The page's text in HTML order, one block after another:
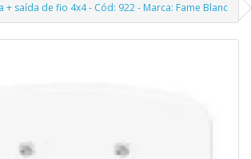
+ saída de fio 4x4 - Cód: 922 - Marca: Fame Blanc